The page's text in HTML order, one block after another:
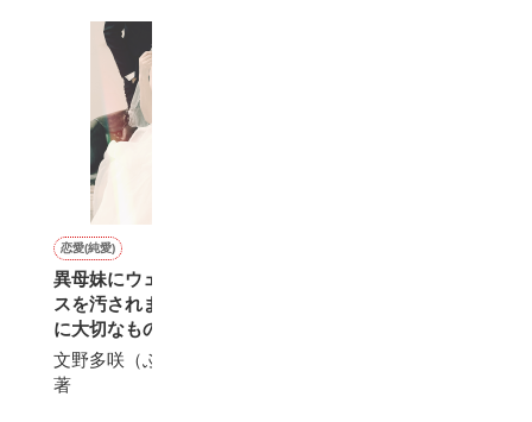
恋愛(純愛)
異母妹にウェディングドレ
スを汚されましたが、本当
に大切なものには触ること
も許しません。
文野多咲（ふみのたえ）／
著